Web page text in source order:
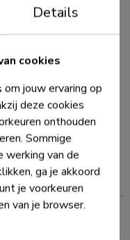
gecombineerd met het
de VESA-maat zijn absolute
overschreden.
Details
cookies
jouw ervaring op
deze cookies
onthouden
Sommige
werking van de
ga je akkoord
je voorkeuren
van je browser.